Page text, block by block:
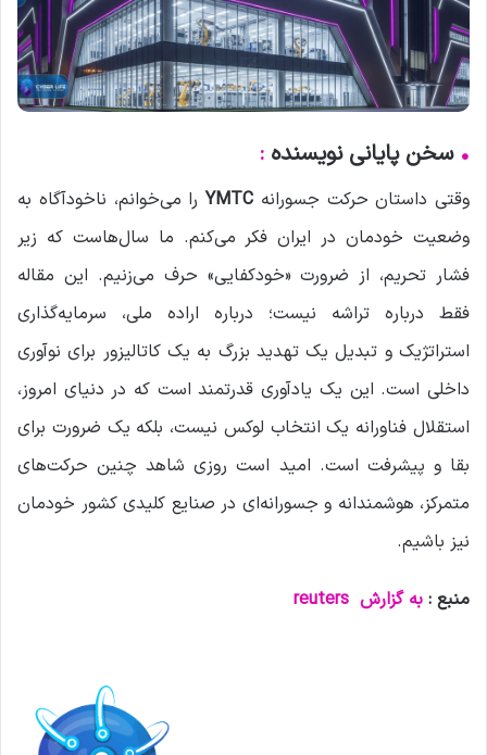
•سخن پایانی نویسنده :
وقتی داستان حرکت جسورانه YMTCرا می‌خوانم، ناخودآگاه به
وضعیت خودمان در ایران فکر می‌کنم. ما سال‌هاست که زیر
فشار تحریم، از ضرورت «خودکفایی» حرف می‌زنیم. این مقاله
فقط درباره تراشه نیست؛ درباره اراده ملی، سرمایه‌گذاری
استراتژیک و تبدیل یک تهدید بزرگ به یک کاتالیزور برای نوآوری
داخلی است. این یک یادآوری قدرتمند است که در دنیای امروز،
استقلال فناورانه یک انتخاب لوکس نیست، بلکه یک ضرورت برای
بقا و پیشرفت است. امید است روزی شاهد چنین حرکت‌های
متمرکز، هوشمندانه و جسورانه‌ای در صنایع کلیدی کشور خودمان
نیز باشیم.
منبع : به گزارش reuters